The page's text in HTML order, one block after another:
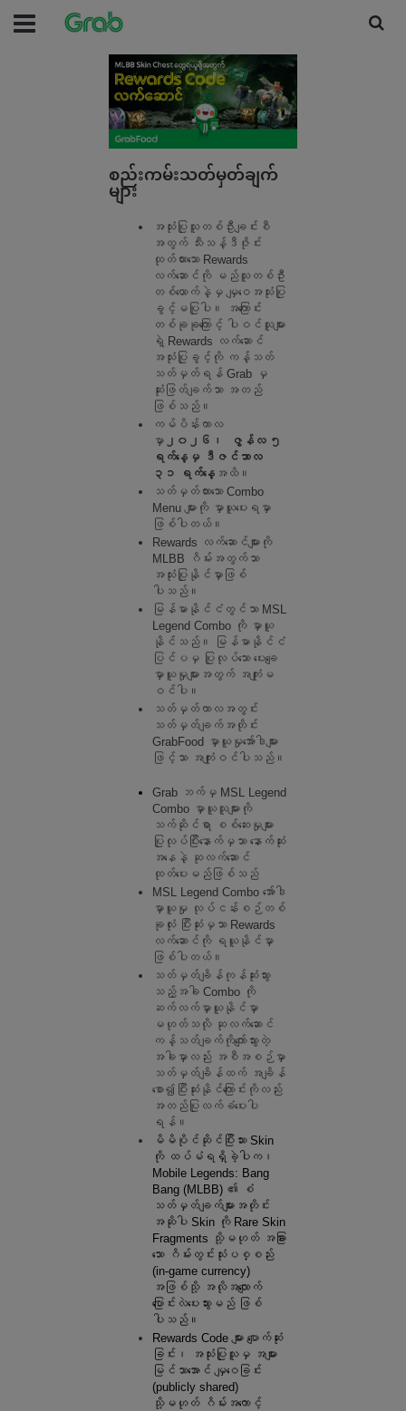
စည်းကမ်းသတ်မှတ်ချက်
များ
အသုံးပြုသူတစ်ဦးချင်းစီ
အတွက် သီးသန့်ဒီဇိုင်း
ထုတ်ထားသော Rewards
လက်ဆောင်ကို မည်သူတစ်ဦး
တစ်ယောက်နဲ့မှ မျှဝေအသုံးပြု
ခွင့်မပြုပါ။ အကြောင်း
တစ်ခုခုကြောင့် ပါဝင်သူများ
ရဲ့ Rewards လက်ဆောင်
အသုံးပြုခွင့်ကို ကန့်သတ်
သတ်မှတ်ရန် Grab မှ
ဆုံးဖြတ်ချက်သာ အတည်
ဖြစ်သည်။
ကမ်ပိန်းကာလ
မှာ ၂၀၂၆၊  ဇွန်လ ၅
ရက်နေ့မှ ဒီဇင်ဘာလ
၃၁ ရက်နေ့ အထိ။
သတ်မှတ်ထားသော Combo
Menu များကို မှာယူပေးရမှာ
ဖြစ်ပါတယ်။
Rewards လက်ဆောင်များကို
MLBB ဂိမ်းအတွက်သာ
အသုံးပြုနိုင်မှာဖြစ်
ပါသည်။
မြန်မာနိုင်ငံတွင်သာ MSL
Legend Combo ကို မှာယူ
နိုင်သည်။ မြန်မာနိုင်ငံ
ပြင်ပမှ ပြုလုပ်သော ပေးချေ
မှာယူမှုများအတွက် အကျုံးမ
ဝင်ပါ။
သတ်မှတ်ကာလအတွင်း
သတ်မှတ်ချက်အတိုင်း
GrabFood မှာယူမှုအော်ဒါများ
ဖြင့်သာ အကျုံးဝင်ပါသည်။
Grab ဘက်မှ MSL Legend
Combo မှာယူသူများကို
သက်ဆိုင်ရာ စစ်ဆေးမှုများ
ပြုလုပ်ပြီးနောက်မှသာ နောက်ဆုံး
အနေနဲ့ ဆုလက်ဆောင်
ထုတ်ပေးမည်ဖြစ်သည်
MSL Legend Combo အော်ဒါ
မှာယူမှု လုပ်ငန်းစဉ်တစ်
ခုလုံး ပြီးဆုံးမှသာ Rewards
လက်ဆောင်ကို ရယူနိုင်မှာ
ဖြစ်ပါတယ်။
သတ်မှတ်ချိန်ကုန်ဆုံးသွား
သည့်အခါ Combo ကို
ဆက်လက်မှာယူနိုင်မှာ
မဟုတ်သလို ဆုလက်ဆောင်
ကန့်သတ်ချက်ကိုကျော်သွားတဲ့
အခါမှာလည်း အစီအစဉ်မှာ
သတ်မှတ်ချိန်ထက် အချိန်
စော၍ပြီးဆုံးနိုင်ကြောင်းကိုလည်း
အတည်ပြုလက်ခံပေးပါ
ရန်။
မိမိပိုင်ဆိုင်ပြီးသား Skin
ကို ထပ်မံရရှိခဲ့ပါက၊
Mobile Legends: Bang
Bang (MLBB) ၏ စံ
သတ်မှတ်ချက်များအတိုင်း
အဆိုပါ Skin ကို Rare Skin
Fragments သို့မဟုတ် အခြား
သော ဂိမ်းတွင်းသုံးပစ္စည်း
(in-game currency)
အဖြစ်သို့ အလိုအလျောက်
ပြောင်းလဲပေးသွားမည် ဖြစ်
ပါသည်။
Rewards Code များ ပျောက်ဆုံး
ခြင်း၊ အသုံးပြုသူမှ အများ
မြင်သာအောင် မျှဝေခြင်း
(publicly shared)
သို့မဟုတ် ဂိမ်းအကောင့်